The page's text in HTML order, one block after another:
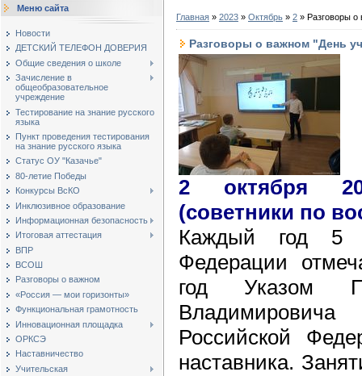
Меню сайта
Новости
ДЕТСКИЙ ТЕЛЕФОН ДОВЕРИЯ
Общие сведения о школе
Зачисление в
общеобразовательное
учреждение
Тестирование на знание русского
языка
Пункт проведения тестирования
на знание русского языка
Статус ОУ "Казачье"
80-летие Победы
Конкурсы ВсКО
Инклюзивное образование
Информационная безопасность
Итоговая аттестация
ВПР
ВСОШ
Разговоры о важном
«Россия — мои горизонты»
Функциональная грамотность
Инновационная площадка
ОРКСЭ
Наставничество
Учительская
Главная » 2023 » Октябрь » 2 » Разговоры о
Разговоры о важном "День
2 октября
(советники по
Каждый год 5
Федерации
год Указом
Российской
наставника.